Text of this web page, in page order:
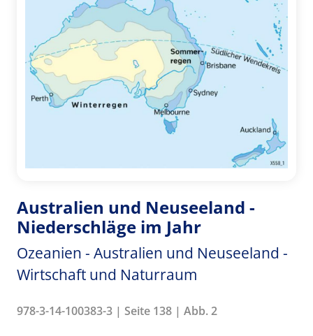
Australien und Neuseeland -
Niederschläge im Jahr
Ozeanien - Australien und Neuseeland -
Wirtschaft und Naturraum
978-3-14-100383-3 | Seite 138 | Abb. 2